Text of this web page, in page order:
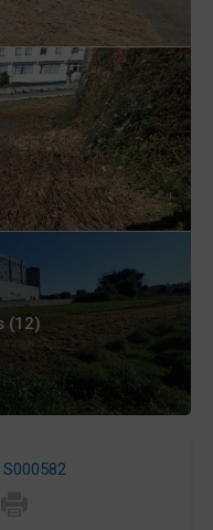
(12)
S000582